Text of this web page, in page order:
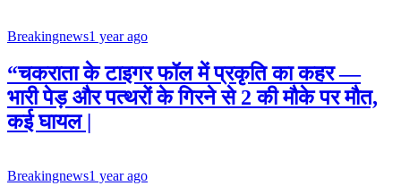
Breakingnews1 year ago
“चकराता के टाइगर फॉल में प्रकृति का कहर —
भारी पेड़ और पत्थरों के गिरने से 2 की मौके पर मौत,
कई घायल |
Breakingnews1 year ago